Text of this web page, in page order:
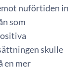
nuförtiden in
som
skulle
en mer